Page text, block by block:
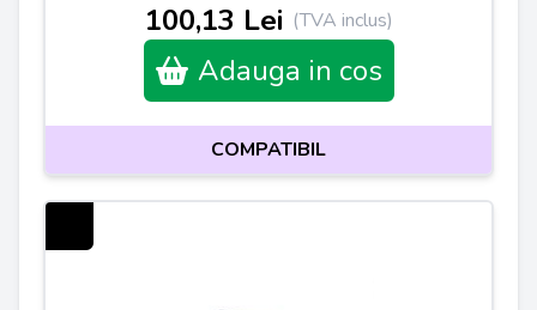
100,13 Lei (TVA inclus)
Adauga in cos
COMPATIBIL